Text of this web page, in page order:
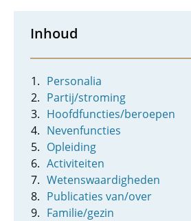
Inhoud
Personalia
Partij/stroming
Hoofdfuncties/beroepen
Nevenfuncties
Opleiding
Activiteiten
Wetenswaardigheden
Publicaties van/over
Familie/gezin